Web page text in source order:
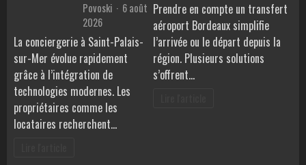
Povoski
6 août
2026
La conciergerie à Saint-Palais-
sur-Mer évolue rapidement
grâce à l’intégration de
technologies modernes. Les
propriétaires comme les
locataires recherchent…
Prendre en compte un transfert
aéroport Bordeaux simplifie
l’arrivée ou le départ depuis la
région. Plusieurs solutions
s’offrent…